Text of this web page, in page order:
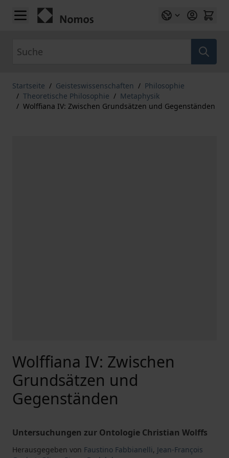
Zum Inhalt springen
Startseite / Geisteswissenschaften / Philosophie
/ Theoretische Philosophie / Metaphysik
/ Wolffiana IV: Zwischen Grundsätzen und Gegenständen
Wolffiana IV: Zwischen
Grundsätzen und
Gegenständen
Untersuchungen zur Ontologie Christian Wolffs
Herausgegeben von Faustino Fabbianelli, Jean-François